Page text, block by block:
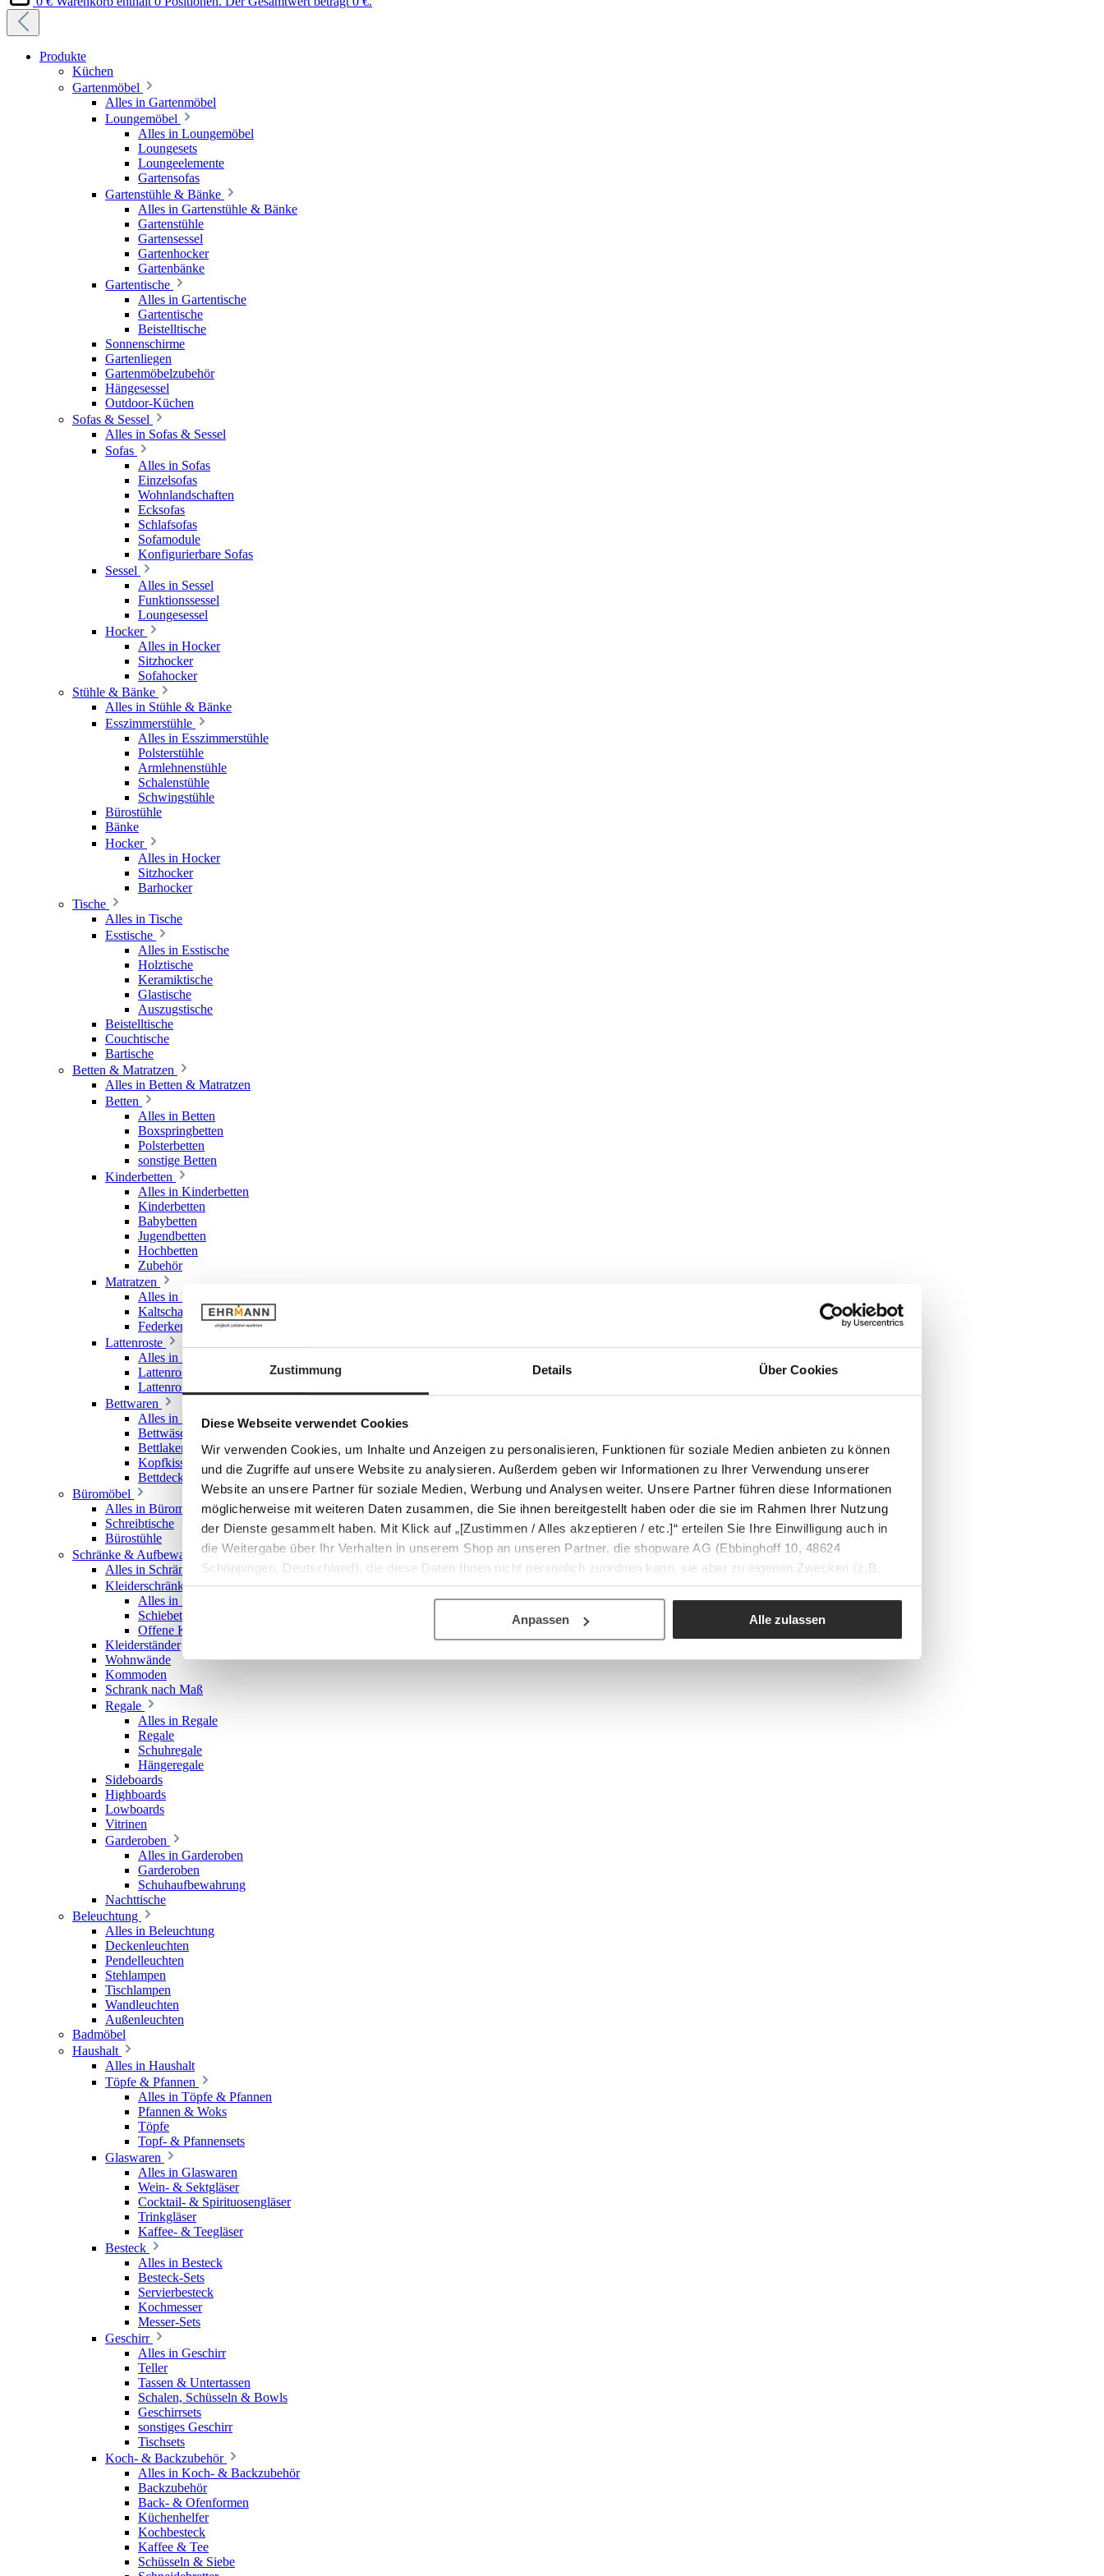
Zustimmung Details Über Cookies
Diese Webseite verwendet Cookies
Wir verwenden Cookies, um Inhalte und Anzeigen zu personalisieren, Funktionen für soziale Medien anbieten zu können
und die Zugriffe auf unsere Website zu analysieren. Außerdem geben wir Informationen zu Ihrer Verwendung unserer
Website an unsere Partner für soziale Medien, Werbung und Analysen weiter. Unsere Partner führen diese Informationen
möglicherweise mit weiteren Daten zusammen, die Sie ihnen bereitgestellt haben oder die sie im Rahmen Ihrer Nutzung
der Dienste gesammelt haben. Mit Klick auf „[Zustimmen / Alles akzeptieren / etc.]“ erteilen Sie Ihre Einwilligung auch in
die Weitergabe über Ihr Verhalten in unserem Shop an unseren Partner, die shopware AG (Ebbinghoff 10, 48624
Schöppingen, Deutschland), die diese Daten Ihnen nicht persönlich zuordnen kann, sie aber zu eigenen Zwecken (z.B.
Produktverbesserungen, Marktverhaltensanalysen) verarbeiten darf.
Anpassen Alle zulassen
Produkte
Küchen
Gartenmöbel
Alles in Gartenmöbel
Loungemöbel
Alles in Loungemöbel
Loungesets
Loungeelemente
Gartensofas
Gartenstühle & Bänke
Alles in Gartenstühle & Bänke
Gartenstühle
Gartensessel
Gartenhocker
Gartenbänke
Gartentische
Alles in Gartentische
Gartentische
Beistelltische
Sonnenschirme
Gartenliegen
Gartenmöbelzubehör
Hängesessel
Outdoor-Küchen
Sofas & Sessel
Alles in Sofas & Sessel
Sofas
Alles in Sofas
Einzelsofas
Wohnlandschaften
Ecksofas
Schlafsofas
Sofamodule
Konfigurierbare Sofas
Sessel
Alles in Sessel
Funktionssessel
Loungesessel
Hocker
Alles in Hocker
Sitzhocker
Sofahocker
Stühle & Bänke
Alles in Stühle & Bänke
Esszimmerstühle
Alles in Esszimmerstühle
Polsterstühle
Armlehnenstühle
Schalenstühle
Schwingstühle
Bürostühle
Bänke
Hocker
Alles in Hocker
Sitzhocker
Barhocker
Tische
Alles in Tische
Esstische
Alles in Esstische
Holztische
Keramiktische
Glastische
Auszugstische
Beistelltische
Couchtische
Bartische
Betten & Matratzen
Alles in Betten & Matratzen
Betten
Alles in Betten
Boxspringbetten
Polsterbetten
sonstige Betten
Kinderbetten
Alles in Kinderbetten
Kinderbetten
Babybetten
Jugendbetten
Hochbetten
Zubehör
Matratzen
Alles in Matratzen
Kaltschaummatratzen
Federkernmatratzen
Lattenroste
Alles in Lattenroste
Lattenroste starr
Lattenroste verstellbar
Bettwaren
Alles in Bettwaren
Bettwäsche
Bettlaken & Spannlaken
Kopfkissen
Bettdecken
Büromöbel
Alles in Büromöbel
Schreibtische
Bürostühle
Schränke & Aufbewahrung
Alles in Schränke & Aufbewahrung
Kleiderschränke
Alles in Kleiderschränke
Schiebetürenschränke
Offene Kleiderschränke
Kleiderständer
Wohnwände
Kommoden
Schrank nach Maß
Regale
Alles in Regale
Regale
Schuhregale
Hängeregale
Sideboards
Highboards
Lowboards
Vitrinen
Garderoben
Alles in Garderoben
Garderoben
Schuhaufbewahrung
Nachttische
Beleuchtung
Alles in Beleuchtung
Deckenleuchten
Pendelleuchten
Stehlampen
Tischlampen
Wandleuchten
Außenleuchten
Badmöbel
Haushalt
Alles in Haushalt
Töpfe & Pfannen
Alles in Töpfe & Pfannen
Pfannen & Woks
Töpfe
Topf- & Pfannensets
Glaswaren
Alles in Glaswaren
Wein- & Sektgläser
Cocktail- & Spirituosengläser
Trinkgläser
Kaffee- & Teegläser
Besteck
Alles in Besteck
Besteck-Sets
Servierbesteck
Kochmesser
Messer-Sets
Geschirr
Alles in Geschirr
Teller
Tassen & Untertassen
Schalen, Schüsseln & Bowls
Geschirrsets
sonstiges Geschirr
Tischsets
Koch- & Backzubehör
Alles in Koch- & Backzubehör
Backzubehör
Back- & Ofenformen
Küchenhelfer
Kochbesteck
Kaffee & Tee
Schüsseln & Siebe